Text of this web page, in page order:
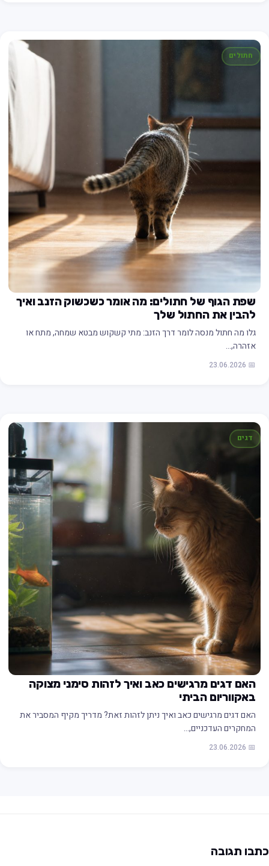
חתולים
שפת הגוף של חתולים: מה אומר כשכשוק הזנב ואיך
להבין את החתול שלך
גלו מה חתול מנסה לומר דרך הזנב: מתי קשקוש מבטא שמחה, מתח או
אזהרה,…
📅 23.06.2026
דגים
האם דגים מרגישים כאב ואיך לזהות סימני מצוקה
באקווריום הביתי
האם דגים מרגישים כאב ואיך ניתן לזהות זאת? מדריך מקיף המסביר את
המחקרים העדכניים,…
📅 23.06.2026
תגובה